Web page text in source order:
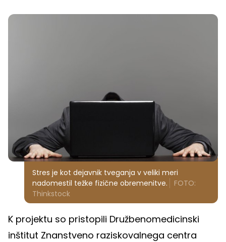
Stres je kot dejavnik tveganja v veliki meri
nadomestil težke fizične obremenitve.
FOTO:
Thinkstock
K projektu so pristopili Družbenomedicinski
inštitut Znanstveno raziskovalnega centra